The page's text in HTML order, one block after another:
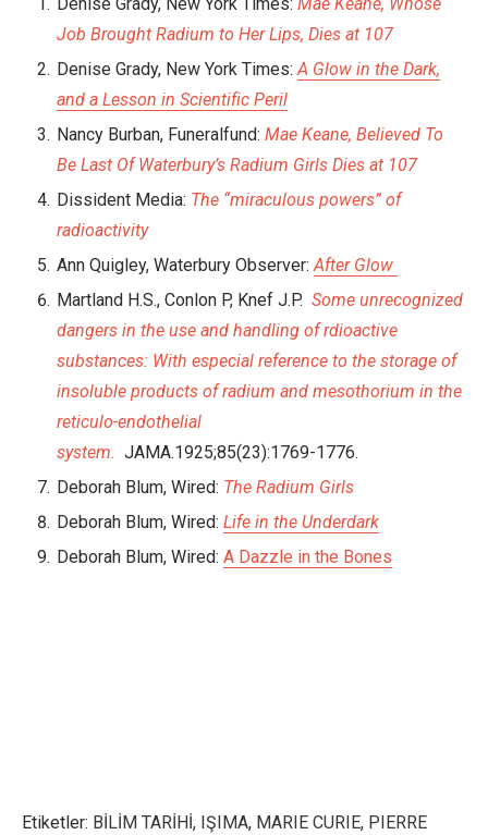
Job Brought Radium to Her Lips, Dies at 107
Denise Grady, New York Times:A Glow in the Dark,
and a Lesson in Scientific Peril
Nancy Burban, Funeralfund: Mae Keane, Believed To
Be Last Of Waterbury’s Radium Girls Dies at 107
Dissident Media: The “miraculous powers” of
radioactivity
Ann Quigley, Waterbury Observer:After Glow
Martland H.S., Conlon P, Knef J.P. Some unrecognized
dangers in the use and handling of rdioactive
substances: With especial reference to the storage of
insoluble products of radium and mesothorium in the
reticulo-endothelial
system. JAMA.1925;85(23):1769-1776.
Deborah Blum, Wired: The Radium Girls
Deborah Blum, Wired: Life in the Underdark
Deborah Blum, Wired: A Dazzle in the Bones
Etiketler: BİLİM TARİHİ, IŞIMA, MARIE CURIE, PIERRE